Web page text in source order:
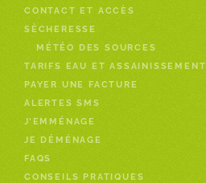
CONTACT ET ACCÈS
SÈCHERESSE
MÉTÉO DES SOURCES
TARIFS EAU ET ASSAINISSEMENT
PAYER UNE FACTURE
ALERTES SMS
J’EMMÉNAGE
JE DÉMÉNAGE
FAQS
CONSEILS PRATIQUES